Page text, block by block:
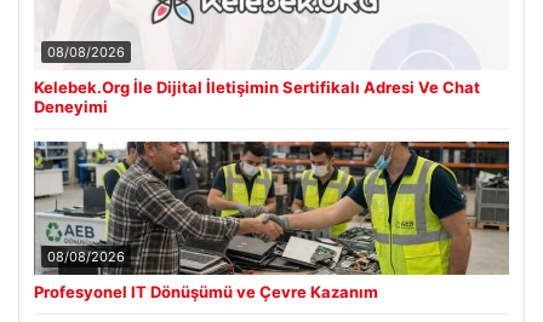
08/08/2026
Kelebek.Org İle Dijital İletişimin Sertifikalı Adresi Ve Chat
Deneyimi
08/08/2026
Profesyonel IT Dönüşümü ve Çevre Kazanım